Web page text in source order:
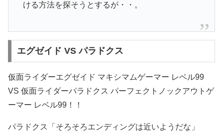
ける方法を探そうとするが・・。
エグゼイド VS パラドクス
仮面ライダーエグゼイド マキシマムゲーマー レベル99
VS 仮面ライダーパラドクス パーフェクトノックアウトゲ
ーマー レベル99！！
パラドクス「そろそろエンディングは近いようだな」